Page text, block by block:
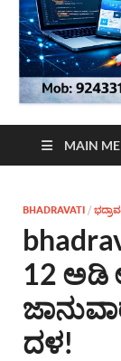
MAIN
BHADRAVATI /
12 ಅಡಿ
ದಳ!